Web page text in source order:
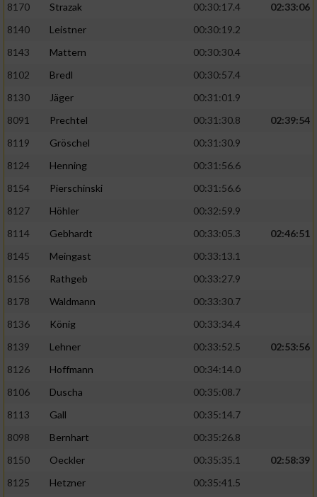
8170
Strazak 00:30:17.4
02:33:06
8140
Leistner
00:30:19.2
8143
Mattern
00:30:30.4
8102
Bredl
00:30:57.4
8130
Jäger
00:31:01.9
8091
Prechtel 00:31:30.8
02:39:54
8119
Gröschel
00:31:30.9
8124
Henning
00:31:56.6
8154
Pierschinski
00:31:56.6
8127
Höhler
00:32:59.9
8114
Gebhardt 00:33:05.3
02:46:51
8145
Meingast
00:33:13.1
8156
Rathgeb
00:33:27.9
8178
Waldmann
00:33:30.7
8136
König
00:33:34.4
8139
Lehner 00:33:52.5
02:53:56
8126
Hoffmann
00:34:14.0
8106
Duscha
00:35:08.7
8113
Gall
00:35:14.7
8098
Bernhart
00:35:26.8
8150
Oeckler 00:35:35.1
02:58:39
8125
Hetzner 00:35:41.5